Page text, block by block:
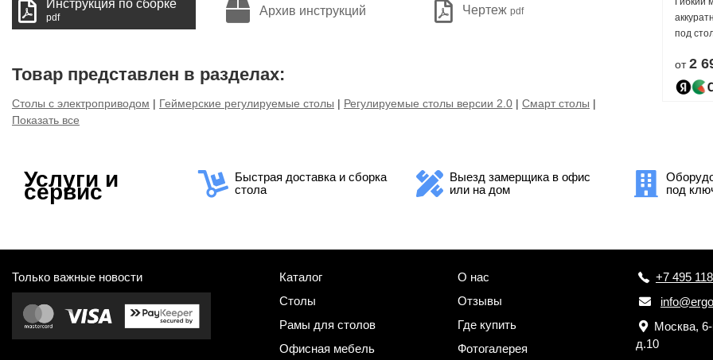
Инструкция по сборке
pdf Архив инструкций Чертеж pdf
Товар представлен в разделах:
Столы с электроприводом | Геймерские регулируемые столы | Регулируемые столы версии 2.0 | Смарт столы |
Показать все
под
от2
Услуги и
сервис
Быстрая доставка и сборка
стола
Выезд замерщика в офис
или на дом
под
Только важные новости
Каталог
Столы
Рамы для столов
Офисная мебель
О нас
Отзывы
Где купить
Фотогалерея
+7 495
Москва,
д.10